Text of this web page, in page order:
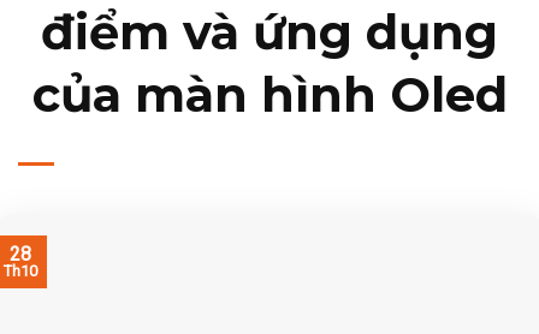
điểm và ứng dụng
của màn hình Oled
28
Th10